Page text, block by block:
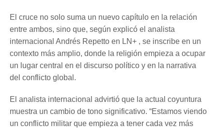
El cruce no solo suma un nuevo capítulo en la relación
entre ambos, sino que, según explicó el analista
internacional Andrés Repetto en LN+ , se inscribe en un
contexto más amplio, donde la religión empieza a ocupar
un lugar central en el discurso político y en la narrativa
del conflicto global.
El analista internacional advirtió que la actual coyuntura
muestra un cambio de tono significativo. “Estamos viendo
un conflicto militar que empieza a tener cada vez más